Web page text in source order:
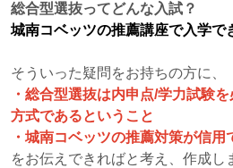
総合型選抜ってどんな入試？
城南コベッツの推薦講座で入学で
そういった疑問をお持ちの方に、
・総合型選抜は内申点/学力試験
方式であるということ
・城南コベッツの推薦対策が信用
をお伝えできればと考え、作成し